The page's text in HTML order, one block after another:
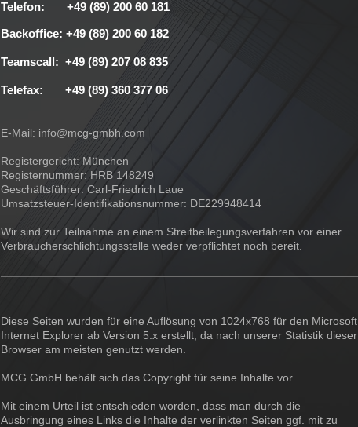
Telefon: +49 (89) 200 60 181
Backoffice: +49 (89) 200 60 182
Teamscall: +49 (89) 207 08 835
Telefax: +49 (89) 360 377 06
E-Mail: info@mcg-gmbh.com
Registergericht: München
Registernummer: HRB 148249
Geschäftsführer: Carl-Friedrich Laue
Umsatzsteuer-Identifikationsnummer: DE229948414
Wir sind zur Teilnahme an einem Streitbeilegungsverfahren vor einer
Verbraucherschlichtungsstelle weder verpflichtet noch bereit.
Diese Seiten wurden für eine Auflösung von 1024x768 für den Microsoft
Internet Explorer ab Version 5.x erstellt, da nach unserer Statistik dieser
Browser am meisten genutzt werden.
MCG GmbH behält sich das Copyright für seine Inhalte vor.
Mit einem Urteil ist entschieden worden, dass man durch die
Ausbringung eines Links die Inhalte der verlinkten Seiten ggf. mit zu